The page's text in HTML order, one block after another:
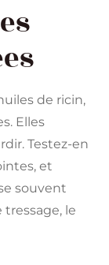
de ricin,
Elles
Testez-en
et
souvent
tressage, le